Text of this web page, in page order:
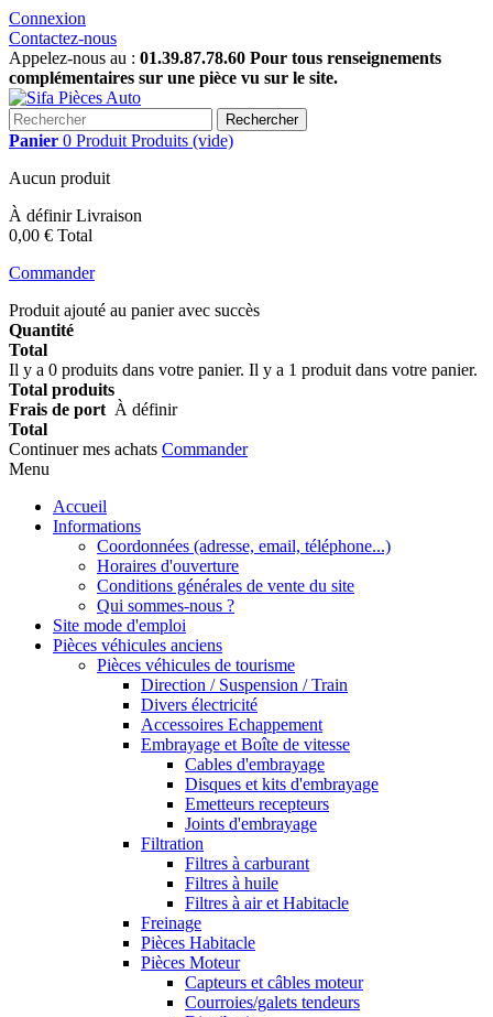
Connexion
Contactez-nous
Appelez-nous au : 01.39.87.78.60 Pour tous renseignements
complémentaires sur une pièce vu sur le site.
Rechercher
Panier 0 Produit Produits (vide)
Aucun produit
À définirLivraison
0,00 € Total
Commander
Produit ajouté au panier avec succès
Quantité
Total
Il y a 0 produits dans votre panier. Il y a 1 produit dans votre panier.
Total produits
Frais de port À définir
Total
Continuer mes achats Commander
Menu
Accueil
Informations
Coordonnées (adresse, email, téléphone...)
Horaires d'ouverture
Conditions générales de vente du site
Qui sommes-nous ?
Site mode d'emploi
Pièces véhicules anciens
Pièces véhicules de tourisme
Direction / Suspension / Train
Divers électricité
Accessoires Echappement
Embrayage et Boîte de vitesse
Cables d'embrayage
Disques et kits d'embrayage
Emetteurs recepteurs
Joints d'embrayage
Filtration
Filtres à carburant
Filtres à huile
Filtres à air et Habitacle
Freinage
Pièces Habitacle
Pièces Moteur
Capteurs et câbles moteur
Courroies/galets tendeurs